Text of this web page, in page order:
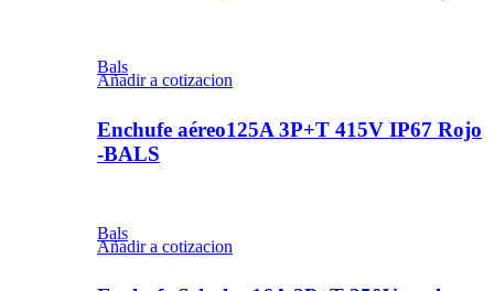
Bals
Añadir a cotizacion
Enchufe aéreo125A 3P+T 415V IP67 Rojo
-BALS
Bals
Añadir a cotizacion